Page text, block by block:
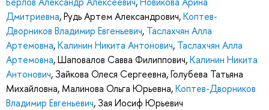
Дмитриевна,Рудь Артем Александрович,Коптев-
Дворников Владимир Евгеньевич, Таслахчян Алла
Артемовна,Калинин Никита Антонович, Таслахчян Алла
Артемовна,Шаповалов Савва Филиппович,Калинин Никита
Антонович, Зайкова Олеся Сергеевна,Голубева Татьяна
Михайловна, Малинова Ольга Юрьевна,Коптев-Дворников
Владимир Евгеньевич, Зая Иосиф Юрьевич